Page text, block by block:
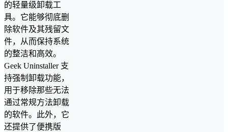
的轻量级卸载工
具。它能够彻底删
除软件及其残留文
件，从而保持系统
的整洁和高效。
Geek Uninstaller 支
持强制卸载功能，
用于移除那些无法
通过常规方法卸载
的软件。此外，它
还提供了便携版